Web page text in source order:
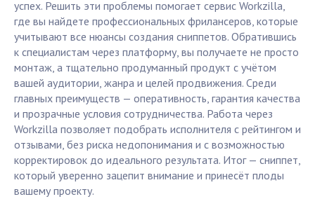
успех. Решить эти проблемы помогает сервис Workzilla,
где вы найдете профессиональных фрилансеров, которые
учитывают все нюансы создания сниппетов. Обратившись
к специалистам через платформу, вы получаете не просто
монтаж, а тщательно продуманный продукт с учётом
вашей аудитории, жанра и целей продвижения. Среди
главных преимуществ — оперативность, гарантия качества
и прозрачные условия сотрудничества. Работа через
Workzilla позволяет подобрать исполнителя с рейтингом и
отзывами, без риска недопонимания и с возможностью
корректировок до идеального результата. Итог — сниппет,
который уверенно зацепит внимание и принесёт плоды
вашему проекту.